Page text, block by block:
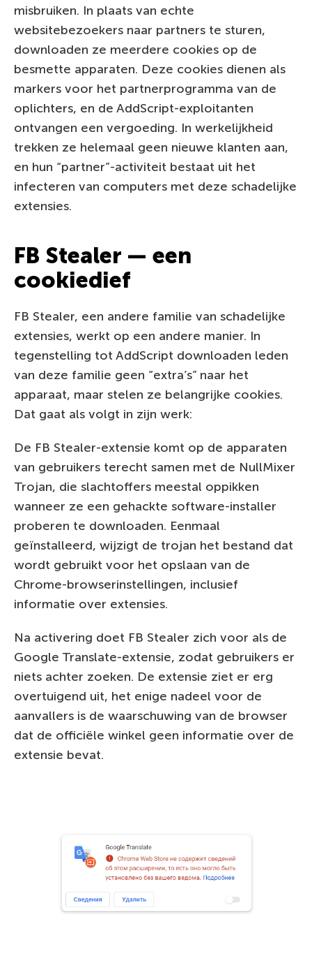
misbruiken. In plaats van echte
websitebezoekers naar partners te sturen,
downloaden ze meerdere cookies op de
besmette apparaten. Deze cookies dienen als
markers voor het partnerprogramma van de
oplichters, en de AddScript-exploitanten
ontvangen een vergoeding. In werkelijkheid
trekken ze helemaal geen nieuwe klanten aan,
en hun “partner”-activiteit bestaat uit het
infecteren van computers met deze schadelijke
extensies.
FB Stealer — een
cookiedief
FB Stealer, een andere familie van schadelijke
extensies, werkt op een andere manier. In
tegenstelling tot AddScript downloaden leden
van deze familie geen “extra’s” naar het
apparaat, maar stelen ze belangrijke cookies.
Dat gaat als volgt in zijn werk:
De FB Stealer-extensie komt op de apparaten
van gebruikers terecht samen met de NullMixer
Trojan, die slachtoffers meestal oppikken
wanneer ze een gehackte software-installer
proberen te downloaden. Eenmaal
geïnstalleerd, wijzigt de trojan het bestand dat
wordt gebruikt voor het opslaan van de
Chrome-browserinstellingen, inclusief
informatie over extensies.
Na activering doet FB Stealer zich voor als de
Google Translate-extensie, zodat gebruikers er
niets achter zoeken. De extensie ziet er erg
overtuigend uit, het enige nadeel voor de
aanvallers is de waarschuwing van de browser
dat de officiële winkel geen informatie over de
extensie bevat.